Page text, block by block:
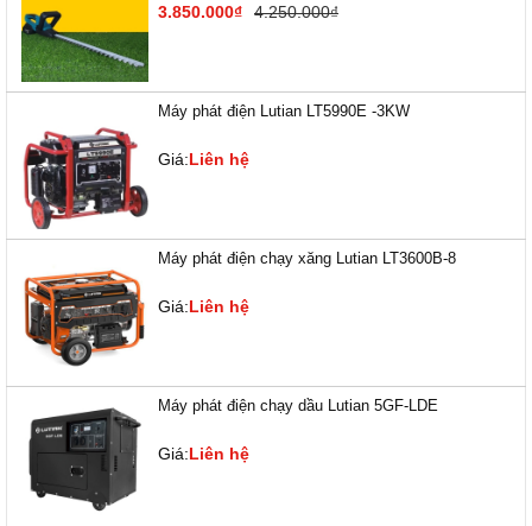
3.850.000₫ 4.250.000₫
Máy phát điện Lutian LT5990E -3KW
Giá:Liên hệ
Máy phát điện chạy xăng Lutian LT3600B-8
Giá:Liên hệ
Máy phát điện chạy dầu Lutian 5GF-LDE
Giá:Liên hệ